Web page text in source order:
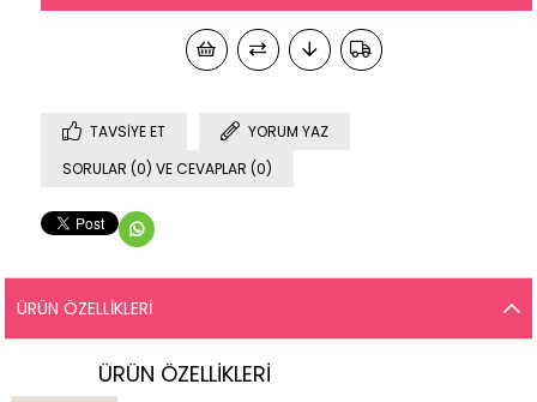
TAVSIYE ET
YORUM YAZ
SORULAR (0) VE CEVAPLAR (0)
ÜRÜN ÖZELLIKLERI
ÜRÜN ÖZELLİKLERİ